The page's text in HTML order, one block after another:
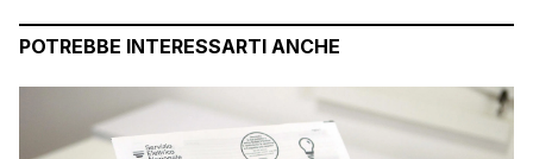
POTREBBE INTERESSARTI ANCHE